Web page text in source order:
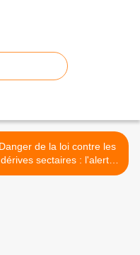
Danger de la loi contre les
dérives sectaires : l'alerte
Houpert et Béatrice